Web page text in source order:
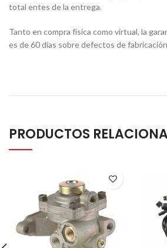
total entes de la entrega.
Tanto en compra física como virtual, la
es de 60 días sobre defectos de
PRODUCTOS